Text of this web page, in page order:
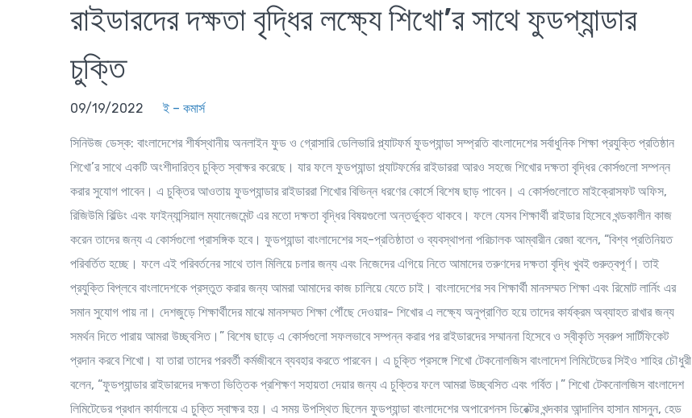
রাইডারদের দক্ষতা বৃদ্ধির লক্ষ্যে শিখো’র সাথে ফুডপ্যান্ডার
চুক্তি
09/19/2022 ই – কমার্স
সিনিউজ ডেস্ক: বাংলাদেশের শীর্ষস্থানীয় অনলাইন ফুড ও গ্রোসারি ডেলিভারি প্ল্যাটফর্ম ফুডপ্যান্ডা সম্প্রতি বাংলাদেশের সর্বাধুনিক শিক্ষা প্রযুক্তি প্রতিষ্ঠান
শিখো’র সাথে একটি অংশীদারিত্ব চুক্তি স্বাক্ষর করেছে। যার ফলে ফুডপ্যান্ডা প্ল্যাটফর্মের রাইডাররা আরও সহজে শিখোর দক্ষতা বৃদ্ধির কোর্সগুলো সম্পন্ন
করার সুযোগ পাবেন। এ চুক্তির আওতায় ফুডপ্যান্ডার রাইডাররা শিখোর বিভিন্ন ধরণের কোর্সে বিশেষ ছাড় পাবেন। এ কোর্সগুলোতে মাইক্রোসফট অফিস,
রিজিউমি বিল্ডিং এবং ফাইন্যান্সিয়াল ম্যানেজমেন্ট এর মতো দক্ষতা বৃদ্ধির বিষয়গুলো অন্তর্ভুক্ত থাকবে। ফলে যেসব শিক্ষার্থী রাইডার হিসেবে খন্ডকালীন কাজ
করেন তাদের জন্য এ কোর্সগুলো প্রাসঙ্গিক হবে। ফুডপ্যান্ডা বাংলাদেশের সহ-প্রতিষ্ঠাতা ও ব্যবস্থাপনা পরিচালক আম্বারীন রেজা বলেন, “বিশ্ব প্রতিনিয়ত
পরিবর্তিত হচ্ছে। ফলে এই পরিবর্তনের সাথে তাল মিলিয়ে চলার জন্য এবং নিজেদের এগিয়ে নিতে আমাদের তরুণদের দক্ষতা বৃদ্ধি খুবই গুরুত্বপূর্ণ। তাই
প্রযুক্তি বিপ্লবে বাংলাদেশকে প্রস্তুত করার জন্য আমরা আমাদের কাজ চালিয়ে যেতে চাই। বাংলাদেশের সব শিক্ষার্থী মানসম্মত শিক্ষা এবং রিমোট লার্নিং এর
সমান সুযোগ পায় না। দেশজুড়ে শিক্ষার্থীদের মাঝে মানসম্মত শিক্ষা পৌঁছে দেওয়ার- শিখোর এ লক্ষ্যে অনুপ্রাণিত হয়ে তাদের কার্যক্রম অব্যাহত রাখার জন্য
সমর্থন দিতে পারায় আমরা উচ্ছ্বসিত।” বিশেষ ছাড়ে এ কোর্সগুলো সফলভাবে সম্পন্ন করার পর রাইডারদের সম্মাননা হিসেবে ও স্বীকৃতি স্বরুপ সার্টিফিকেট
প্রদান করবে শিখো। যা তারা তাদের পরবর্তী কর্মজীবনে ব্যবহার করতে পারবেন। এ চুক্তি প্রসঙ্গে শিখো টেকনোলজিস বাংলাদেশ লিমিটেডের সিইও শাহির চৌধুরী
বলেন, “ফুডপ্যান্ডার রাইডারদের দক্ষতা ভিত্তিক প্রশিক্ষণ সহায়তা দেয়ার জন্য এ চুক্তির ফলে আমরা উচ্ছ্বসিত এবং গর্বিত।” শিখো টেকনোলজিস বাংলাদেশ
লিমিটেডের প্রধান কার্যালয়ে এ চুক্তি স্বাক্ষর হয়। এ সময় উপস্থিত ছিলেন ফুডপ্যান্ডা বাংলাদেশের অপারেশনস ডিরেক্টর খন্দকার আন্দালিব হাসান মাসনুন, হেড